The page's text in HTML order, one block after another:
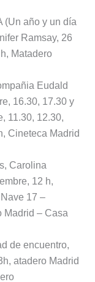
(Un año y un día
Ramsay, 26
Matadero
Eudald
16.30, 17.30 y
11.30, 12.30,
Cineteca Madrid
Carolina
12 h,
17 –
Madrid – Casa
de encuentro,
atadero Madrid